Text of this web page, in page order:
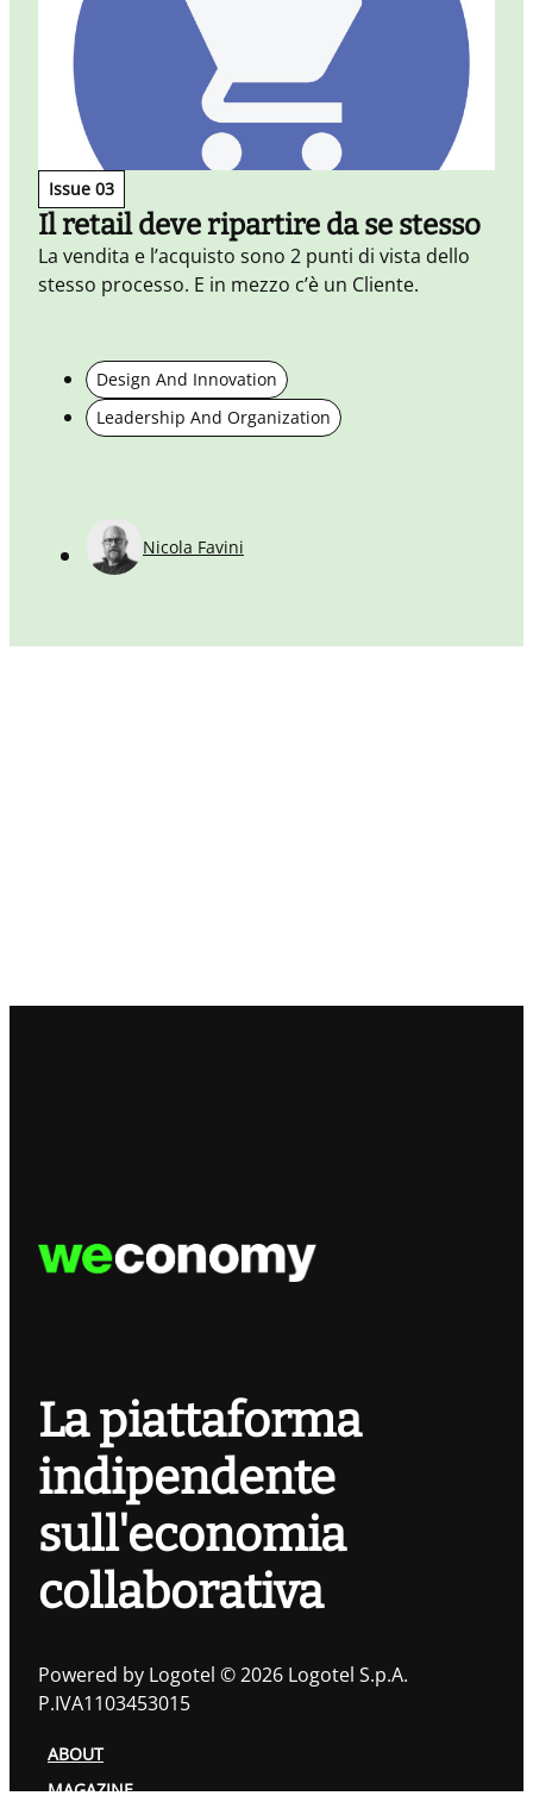
Issue 03
Il retail deve ripartire da se stesso
La vendita e l’acquisto sono 2 punti di vista dello
stesso processo. E in mezzo c’è un Cliente.
Design And Innovation
Leadership And Organization
Nicola Favini
La piattaforma
indipendente
sull'economia
collaborativa
Powered by Logotel © 2026 Logotel S.p.A.
P.IVA1103453015
ABOUT
MAGAZINE